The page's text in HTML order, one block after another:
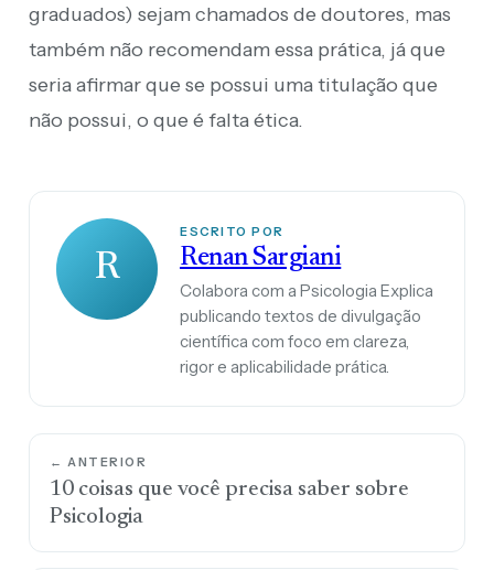
graduados) sejam chamados de doutores, mas
também não recomendam essa prática, já que
seria afirmar que se possui uma titulação que
não possui, o que é falta ética.
R
ESCRITO POR
Renan Sargiani
Colabora com a Psicologia Explica
publicando textos de divulgação
científica com foco em clareza,
rigor e aplicabilidade prática.
← ANTERIOR
10 coisas que você precisa saber sobre
Psicologia